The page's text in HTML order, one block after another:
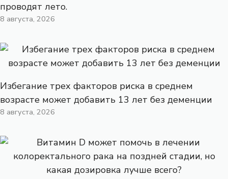
проводят лето.
8 августа, 2026
Избегание трех факторов риска в среднем
возрасте может добавить 13 лет без деменции
8 августа, 2026